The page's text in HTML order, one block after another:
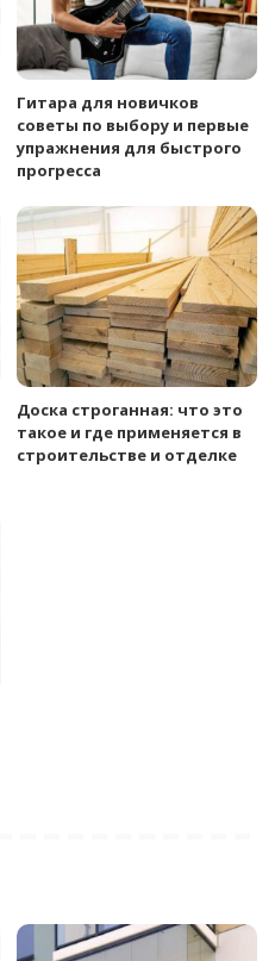
Гитара для новичков
советы по выбору и первые
упражнения для быстрого
прогресса
Доска строганная: что это
такое и где применяется в
строительстве и отделке